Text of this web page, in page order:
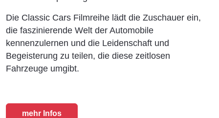
Die Classic Cars Filmreihe lädt die Zuschauer ein,
die faszinierende Welt der Automobile
kennenzulernen und die Leidenschaft und
Begeisterung zu teilen, die diese zeitlosen
Fahrzeuge umgibt.
mehr Infos